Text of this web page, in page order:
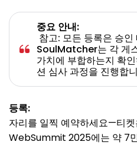
중요 안내:
참고: 모든 등록은 승인
SoulMatcher는 각 게
가치에 부합하는지 확
션 심사 과정을 진행합
등록:
자리를 일찍 예약하세요—티
WebSummit 2025에는 약 7